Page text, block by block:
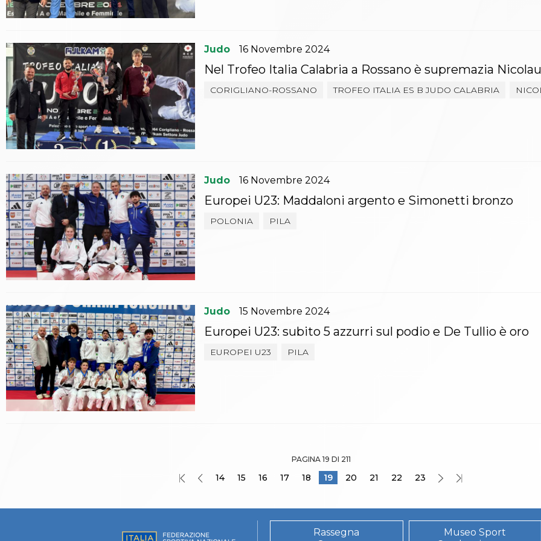
Aikido
Capoeira
Grappling
BJJ
Pancrazio/Pankration
S'istrumpa
News
Calendario Attività
Difesa Personale MGA
News
Merchandising
Mappa del sito
Cerca
Contatti
News
Cookies Accept
Newsletter
Catalogo formativo
Corsi Monotematici
Corsi di Specializzazione
Corsi FIJLKAM-FISDIR
Corsi Preparatore Fisico
Edutraining class - Didattica infantile
Corso dirigenti sportivi
Corso Direttore di Gara
Abilitazioni
Sportello Fiscale
Judo 16 Novembre 2024
Nel Trofeo Italia Calabria a Rossano è supremazia
CORIGLIANO-ROSSANO TROFEO ITALIA ES B JUDO CALABRIA
Judo 16 Novembre 2024
Europei U23: Maddaloni argento e Simonetti bronzo
POLONIA PILA
Judo 15 Novembre 2024
Europei U23: subito 5 azzurri sul podio e De Tullio è oro
EUROPEI U23 PILA
PAGINA 19 DI 211
14 15 16 17 18 19 20 21 22 23
Rassegna
Museo Sport